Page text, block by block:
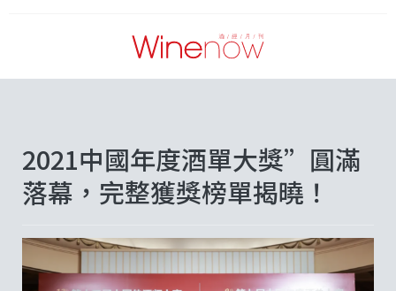
2021中國年度酒單大獎”圓滿
落幕，完整獲獎榜單揭曉！